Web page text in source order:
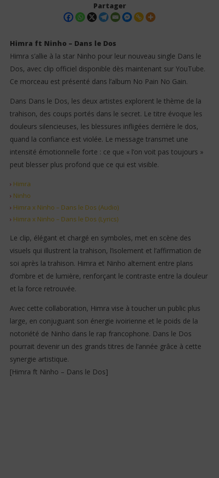
NOW VIEWING
Himra ft Ninho – Dans le Dos
12
octobre
2025
Partager
Himra ft Ninho – Dans le Dos
Himra s’allie à la star Ninho pour leur nouveau single Dans le
Dos, avec clip officiel disponible dès maintenant sur YouTube.
Ce morceau est présenté dans l’album No Pain No Gain.
Dans Dans le Dos, les deux artistes explorent le thème de la
trahison, des coups portés dans le secret. Le titre évoque les
douleurs silencieuses, les blessures infligées derrière le dos,
quand la confiance est violée. Le message transmet une
intensité émotionnelle forte : ce que « l’on voit pas toujours »
peut blesser plus profond que ce qui est visible.
› Himra
› Ninho
› Himra x Ninho – Dans le Dos (Audio)
› Himra x Ninho – Dans le Dos (Lyrics)
Le clip, élégant et chargé en symboles, met en scène des
visuels qui illustrent la trahison, l’isolement et l’affirmation de
soi après la trahison. Himra et Ninho alternent entre plans
d’ombre et de lumière, renforçant le contraste entre la douleur
et la force retrouvée.
Avec cette collaboration, Himra vise à toucher un public plus
large, en conjuguant son énergie ivoirienne et le poids de la
notoriété de Ninho dans le rap francophone. Dans le Dos
pourrait devenir un des grands titres de l’année grâce à cette
synergie artistique.
[Himra ft Ninho – Dans le Dos]